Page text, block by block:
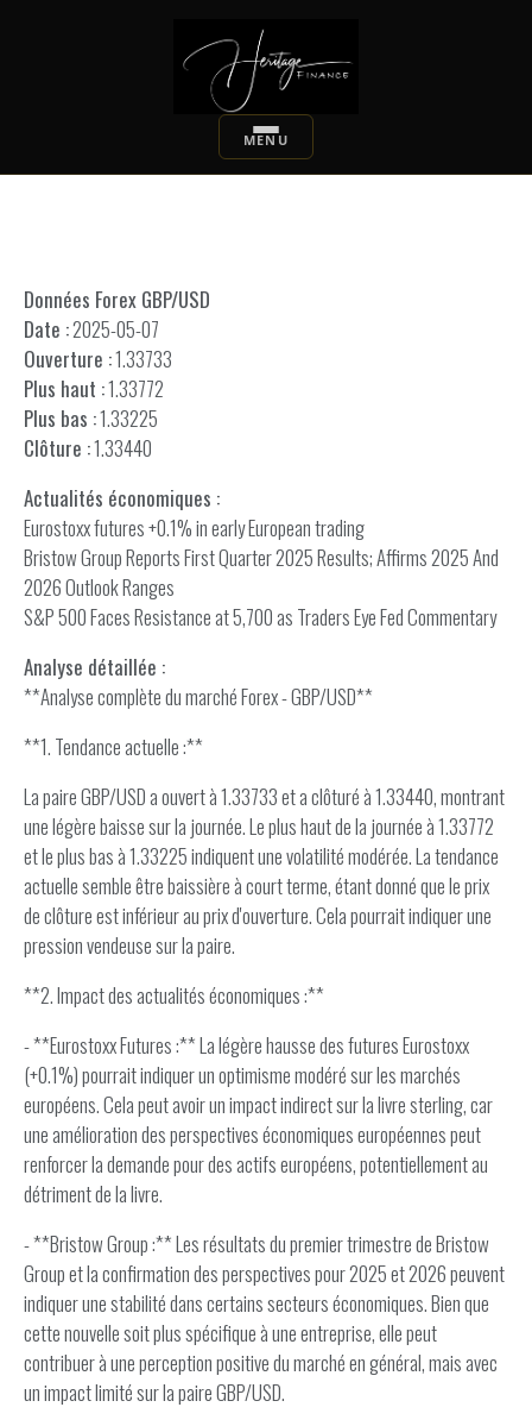
Données Forex GBP/USD
Date :2025-05-07
Ouverture :1.33733
Plus haut :1.33772
Plus bas :1.33225
Clôture :1.33440
Actualités économiques :
Eurostoxx futures +0.1% in early European trading
Bristow Group Reports First Quarter 2025 Results; Affirms 2025 And
2026 Outlook Ranges
S&P 500 Faces Resistance at 5,700 as Traders Eye Fed Commentary
Analyse détaillée :
**Analyse complète du marché Forex - GBP/USD**
**1. Tendance actuelle :**
La paire GBP/USD a ouvert à 1.33733 et a clôturé à 1.33440, montrant
une légère baisse sur la journée. Le plus haut de la journée à 1.33772
et le plus bas à 1.33225 indiquent une volatilité modérée. La tendance
actuelle semble être baissière à court terme, étant donné que le prix
de clôture est inférieur au prix d'ouverture. Cela pourrait indiquer une
pression vendeuse sur la paire.
**2. Impact des actualités économiques :**
- **Eurostoxx Futures :** La légère hausse des futures Eurostoxx
(+0.1%) pourrait indiquer un optimisme modéré sur les marchés
européens. Cela peut avoir un impact indirect sur la livre sterling, car
une amélioration des perspectives économiques européennes peut
renforcer la demande pour des actifs européens, potentiellement au
détriment de la livre.
- **Bristow Group :** Les résultats du premier trimestre de Bristow
Group et la confirmation des perspectives pour 2025 et 2026 peuvent
indiquer une stabilité dans certains secteurs économiques. Bien que
cette nouvelle soit plus spécifique à une entreprise, elle peut
contribuer à une perception positive du marché en général, mais avec
un impact limité sur la paire GBP/USD.